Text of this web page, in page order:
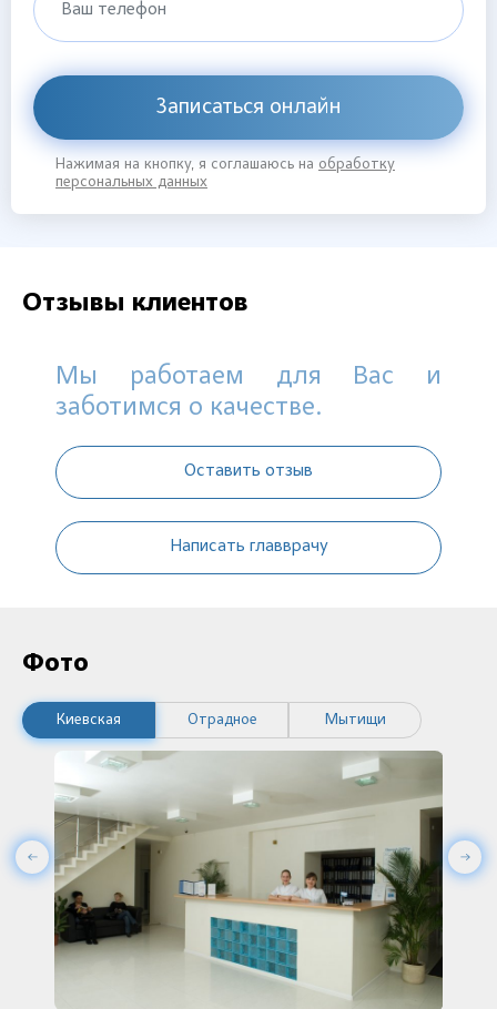
Ваш телефон
Записаться онлайн
Нажимая на кнопку, я соглашаюсь на обработку
персональных данных
Отзывы клиентов
Мы работаем для Вас и
заботимся о качестве.
Оставить отзыв
Написать главврачу
Фото
Киевская Отрадное Мытищи